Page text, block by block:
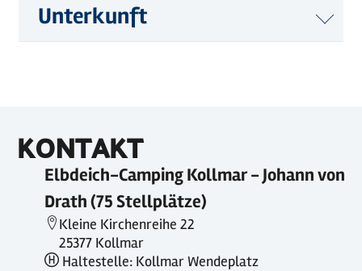
Unterkunft
KONTAKT
Elbdeich-Camping Kollmar - Johann von
Drath (75 Stellplätze)
Kleine Kirchenreihe 22
25377 Kollmar
Haltestelle: Kollmar Wendeplatz